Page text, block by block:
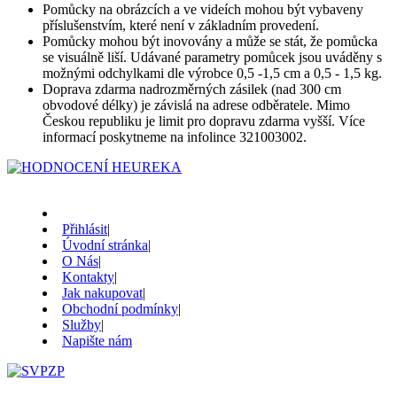
Pomůcky na obrázcích a ve videích mohou být vybaveny
příslušenstvím, které není v základním provedení.
Pomůcky mohou být inovovány a může se stát, že pomůcka
se visuálně liší. Udávané parametry pomůcek jsou uváděny s
možnými odchylkami dle výrobce 0,5 -1,5 cm a 0,5 - 1,5 kg.
Doprava zdarma nadrozměrných zásilek (nad 300 cm
obvodové délky) je závislá na adrese odběratele. Mimo
Českou republiku je limit pro dopravu zdarma vyšší. Více
informací poskytneme na infolince 321003002.
Přihlásit|
Úvodní stránka|
O Nás|
Kontakty|
Jak nakupovat|
Obchodní podmínky|
Služby|
Napište nám